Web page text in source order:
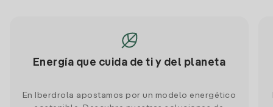
Energía que cuida de ti y del planeta
En Iberdrola apostamos por un modelo energético